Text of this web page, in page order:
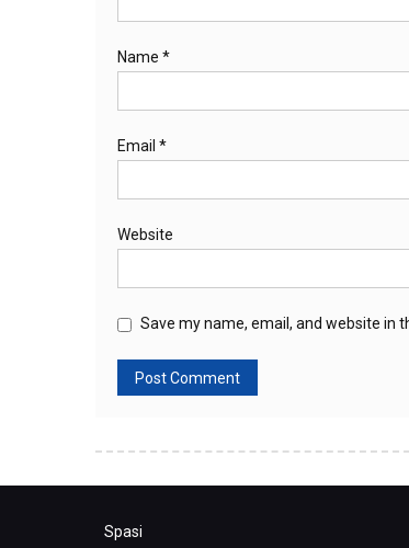
Name *
Email *
Website
Save my name, email, and website in
Spasi